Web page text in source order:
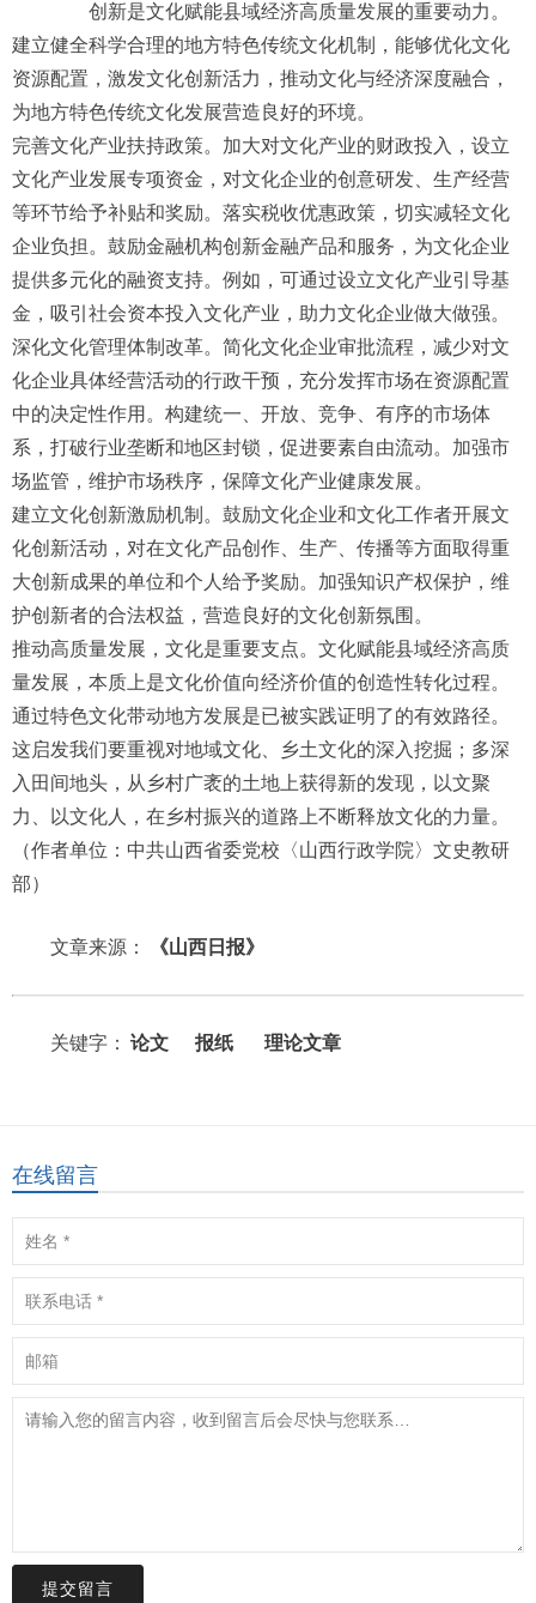
创新是文化赋能县域经济高质量发展的重要动力。
建立健全科学合理的地方特色传统文化机制，能够优化文化
资源配置，激发文化创新活力，推动文化与经济深度融合，
为地方特色传统文化发展营造良好的环境。
完善文化产业扶持政策。加大对文化产业的财政投入，设立
文化产业发展专项资金，对文化企业的创意研发、生产经营
等环节给予补贴和奖励。落实税收优惠政策，切实减轻文化
企业负担。鼓励金融机构创新金融产品和服务，为文化企业
提供多元化的融资支持。例如，可通过设立文化产业引导基
金，吸引社会资本投入文化产业，助力文化企业做大做强。
深化文化管理体制改革。简化文化企业审批流程，减少对文
化企业具体经营活动的行政干预，充分发挥市场在资源配置
中的决定性作用。构建统一、开放、竞争、有序的市场体
系，打破行业垄断和地区封锁，促进要素自由流动。加强市
场监管，维护市场秩序，保障文化产业健康发展。
建立文化创新激励机制。鼓励文化企业和文化工作者开展文
化创新活动，对在文化产品创作、生产、传播等方面取得重
大创新成果的单位和个人给予奖励。加强知识产权保护，维
护创新者的合法权益，营造良好的文化创新氛围。
推动高质量发展，文化是重要支点。文化赋能县域经济高质
量发展，本质上是文化价值向经济价值的创造性转化过程。
通过特色文化带动地方发展是已被实践证明了的有效路径。
这启发我们要重视对地域文化、乡土文化的深入挖掘；多深
入田间地头，从乡村广袤的土地上获得新的发现，以文聚
力、以文化人，在乡村振兴的道路上不断释放文化的力量。
（作者单位：中共山西省委党校〈山西行政学院〉文史教研
部）
文章来源： 《山西日报》
关键字： 论文 报纸 理论文章
在线留言
提交留言